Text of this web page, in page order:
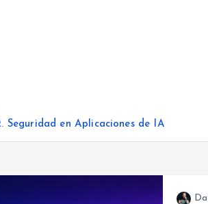
Seguridad en Aplicaciones de IA